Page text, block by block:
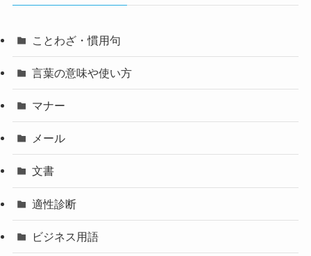
ことわざ・慣用句
言葉の意味や使い方
マナー
メール
文書
適性診断
ビジネス用語